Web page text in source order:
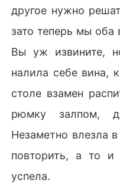
другое нужно
зато теперь мы оба
Вы уж извините,
налила себе вина,
столе взамен
рюмку залпом,
Незаметно влезла
повторить, а то и
успела.